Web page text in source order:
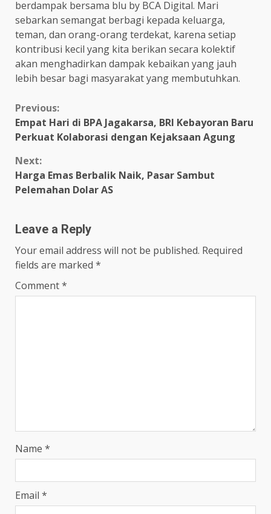
berdampak bersama blu by BCA Digital. Mari
sebarkan semangat berbagi kepada keluarga,
teman, dan orang-orang terdekat, karena setiap
kontribusi kecil yang kita berikan secara kolektif
akan menghadirkan dampak kebaikan yang jauh
lebih besar bagi masyarakat yang membutuhkan.
Continue
Reading
Previous:
Empat Hari di BPA Jagakarsa, BRI Kebayoran Baru
Perkuat Kolaborasi dengan Kejaksaan Agung
Next:
Harga Emas Berbalik Naik, Pasar Sambut
Pelemahan Dolar AS
Leave a Reply
Your email address will not be published. Required
fields are marked *
Comment*
Name *
Email *